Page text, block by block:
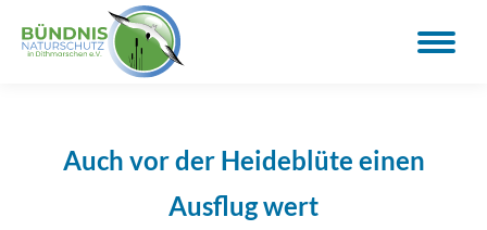
Auch vor der Heideblüte einen
Ausflug wert